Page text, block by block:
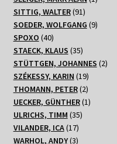
SITTIG, WALTER 9191
Produkte
SOEDER, WOLFGANG 99
SPOXO 4040
Produkte
STAECK, KLAUS 3535
Produkte
STÜTTGEN, JOHANNES 22
SZÉKESSY, KARIN 1919
Produkte
THOMANN, PETER 22
Produkte
UECKER, GÜNTHER 11
ULRICHS, TIMM 3535
VILANDER, ICA 1717
Produkte
WARHOL, ANDY 33